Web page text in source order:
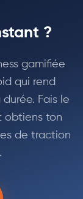
?
gamifiée
qui rend
Fais le
obtiens ton
de traction